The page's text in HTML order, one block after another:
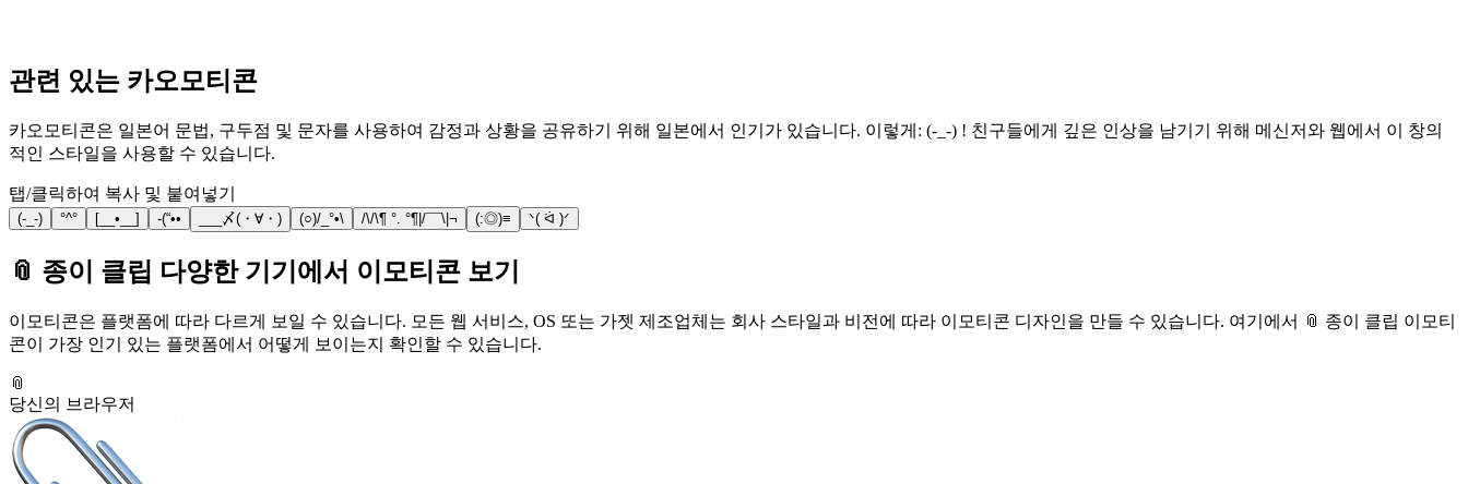
관련 있는 카오모티콘
카오모티콘은 일본어 문법, 구두점 및 문자를 사용하여 감정과 상황을 공유하기 위해 일본에서 인기가 있습니다. 이렇게: (-_-) ! 친구들에게 깊은 인상을 남기기 위해 메신저와 웹에서 이 창의
적인 스타일을 사용할 수 있습니다.
탭/클릭하여 복사 및 붙여넣기
(-_-) °^° [__•__] -(“•• ___〆(・∀・) (○)/_°•\ /\/\¶ °. °¶|/¯¯\|¬ (:◎)≡ ᐠ( ᐛ )ᐟ
📎 종이 클립 다양한 기기에서 이모티콘 보기
이모티콘은 플랫폼에 따라 다르게 보일 수 있습니다. 모든 웹 서비스, OS 또는 가젯 제조업체는 회사 스타일과 비전에 따라 이모티콘 디자인을 만들 수 있습니다. 여기에서 📎 종이 클립 이모티
콘이 가장 인기 있는 플랫폼에서 어떻게 보이는지 확인할 수 있습니다.
📎
당신의 브라우저